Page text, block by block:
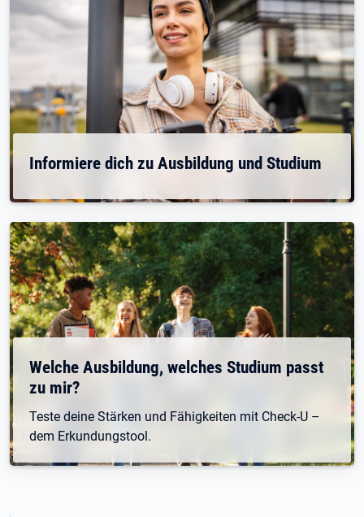
Informiere dich zu Ausbildung und Studium
Welche Ausbildung, welches Studium passt
zu mir?
Teste deine Stärken und Fähigkeiten mit Check-U –
dem Erkundungstool.